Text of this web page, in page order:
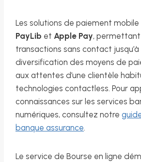
Les solutions de paiement
PayLib et Apple Pay,
transactions sans contact
diversification des moyens de
aux attentes d’une clientèle
technologies contactless. Pour
connaissances sur les services
numériques, consultez notre
banque assurance.
Le service de Bourse en ligne